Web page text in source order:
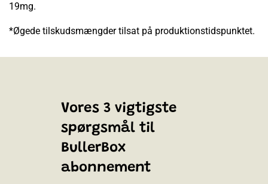
19mg.
*Øgede tilskudsmængder tilsat på produktionstidspunktet.
Vores 3 vigtigste
spørgsmål til
BullerBox
abonnement